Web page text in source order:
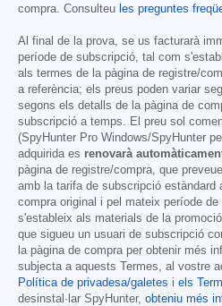
compra. Consulteu les preguntes
Al final de la prova, se us facturarà
període de subscripció, tal com
als termes de la pàgina de registre/
a referència; els preus poden variar
segons els detalls de la pàgina de
subscripció a temps. El preu sol
(SpyHunter Pro Windows/SpyHunter
adquirida es renovarà
pàgina de registre/compra, que
amb la tarifa de subscripció estàndard
compra original i pel mateix període
s'estableix als materials de la
que sigueu un usuari de subscripció
la pàgina de compra per obtenir més
subjecta a aquests Termes, al vostre
Política de privadesa/galetes i els
desinstal·lar SpyHunter, obteniu més